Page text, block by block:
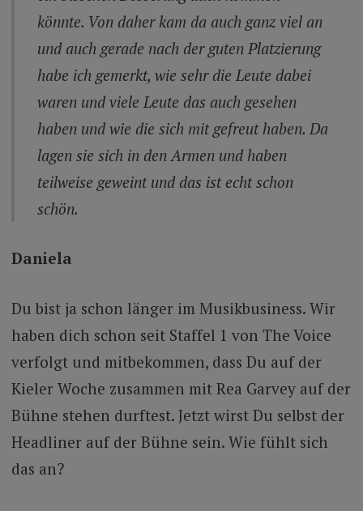
könnte. Von daher kam da auch ganz viel an
und auch gerade nach der guten Platzierung
habe ich gemerkt, wie sehr die Leute dabei
waren und viele Leute das auch gesehen
haben und wie die sich mit gefreut haben. Da
lagen sie sich in den Armen und haben
teilweise geweint und das ist echt schon
schön.
Daniela
Du bist ja schon länger im Musikbusiness. Wir
haben dich schon seit Staffel 1 von The Voice
verfolgt und mitbekommen, dass Du auf der
Kieler Woche zusammen mit Rea Garvey auf der
Bühne stehen durftest. Jetzt wirst Du selbst der
Headliner auf der Bühne sein. Wie fühlt sich
das an?